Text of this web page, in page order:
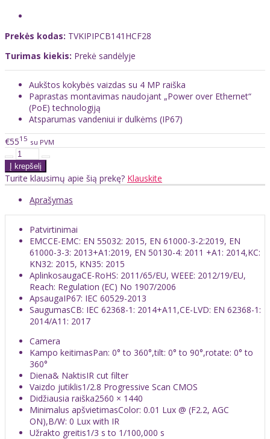
Prekės kodas: TVKIPIPCB141HCF28
Turimas kiekis: Prekė sandėlyje
Aukštos kokybės vaizdas su 4 MP raiška
Paprastas montavimas naudojant „Power over Ethernet“
(PoE) technologiją
Atsparumas vandeniui ir dulkėms (IP67)
€5515 su PVM
Turite klausimų apie šią prekę? Klauskite
Aprašymas
Patvirtinimai
EMCCE-EMC: EN 55032: 2015, EN 61000-3-2:2019, EN
61000-3-3: 2013+A1:2019, EN 50130-4: 2011 +A1: 2014,KC:
KN32: 2015, KN35: 2015
AplinkosaugaCE-RoHS: 2011/65/EU, WEEE: 2012/19/EU,
Reach: Regulation (EC) No 1907/2006
ApsaugaIP67: IEC 60529-2013
SaugumasCB: IEC 62368-1: 2014+A11,CE-LVD: EN 62368-1:
2014/A11: 2017
Camera
Kampo keitimasPan: 0° to 360°,tilt: 0° to 90°,rotate: 0° to
360°
Diena& NaktisIR cut filter
Vaizdo jutiklis1/2.8 Progressive Scan CMOS
Didžiausia raiška2560 × 1440
Minimalus apšvietimasColor: 0.01 Lux @ (F2.2, AGC
ON),B/W: 0 Lux with IR
Užrakto greitis1/3 s to 1/100,000 s